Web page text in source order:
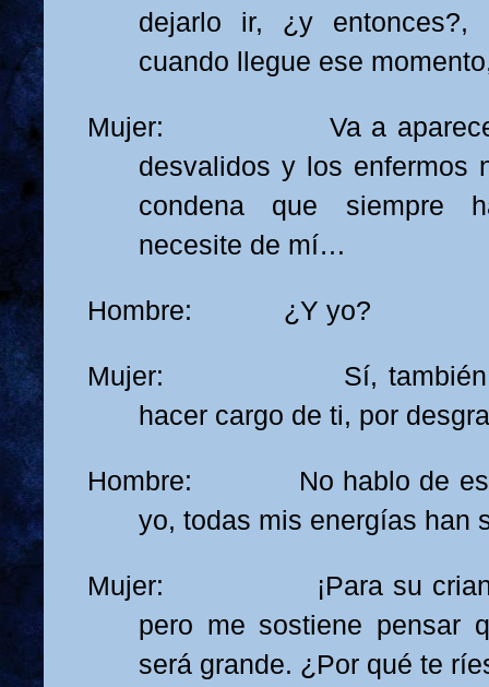
dejarlo ir, ¿y
cuando llegue ese
Mujer: Va a aparecer
desvalidos y los enfermos
condena que siempre
necesite de mí…
Hombre: ¿Y yo?
Mujer: Sí, también me
hacer cargo de ti, por
Hombre: No hablo de
yo, todas mis energías han
Mujer: ¡Para su
pero me sostiene pensar
será grande. ¿Por qué te